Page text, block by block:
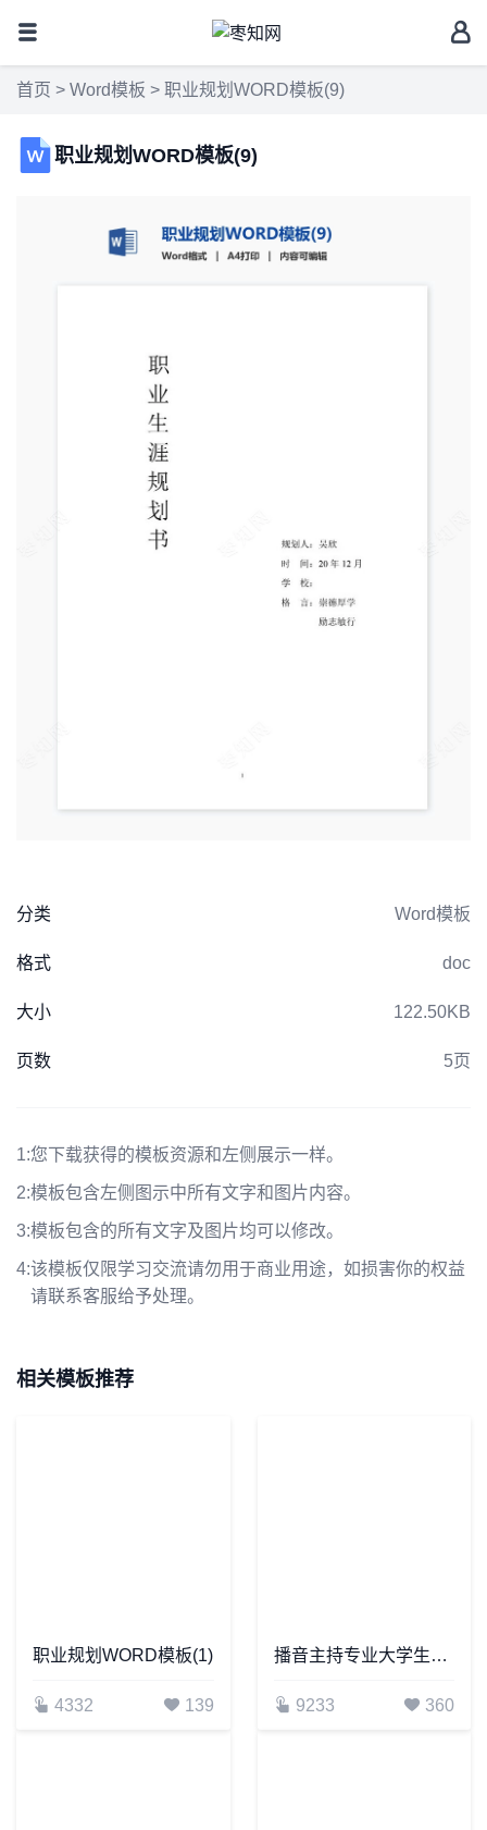
首页 > Word模板 > 职业规划WORD模板(9)
职业规划WORD模板(9)
分类 Word模板
格式 doc
大小 122.50KB
页数 5页
1:您下载获得的模板资源和左侧展示一样。
2:模板包含左侧图示中所有文字和图片内容。
3:模板包含的所有文字及图片均可以修改。
4:该模板仅限学习交流请勿用于商业用途，如损害你的权益
请联系客服给予处理。
相关模板推荐
职业规划WORD模板(1)
4332 139
播音主持专业大学生职业生涯规划书
9233 360